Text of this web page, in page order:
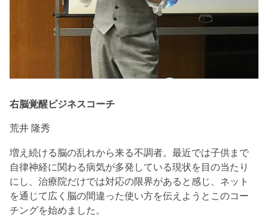
右脳覚醒ビジネスコーチ
荒井 隆秀
増え続ける脳の乱れから来る不調者。最近では子供まで
自律神経に関わる病気が多発している現状を目の当たり
にし、治療院だけでは対応の限界があると感じ、ネット
を通じて広く脳の間違った使い方を伝えようとこのコー
チングを始めました。